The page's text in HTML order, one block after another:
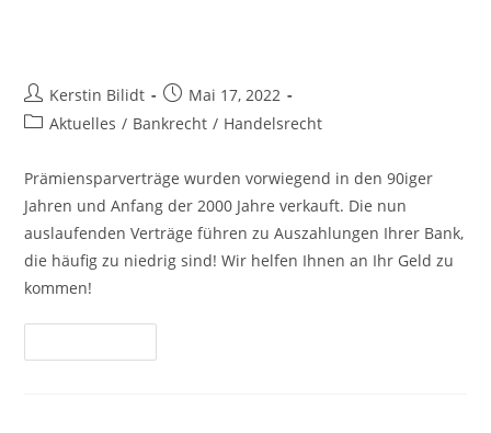
Beitrags-
Autor:
Kerstin Bilidt
Beitrag
veröffentlicht:
Mai 17, 2022
Beitrags-
Aktuelles / Bankrecht / Handelsrecht
Prämiensparverträge wurden vorwiegend in den 90iger
Jahren und Anfang der 2000 Jahre verkauft. Die nun
auslaufenden Verträge führen zu Auszahlungen Ihrer Bank,
die häufig zu niedrig sind! Wir helfen Ihnen an Ihr Geld zu
kommen!